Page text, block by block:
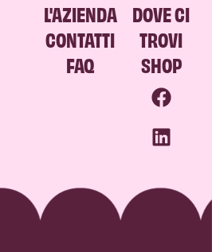
L'AZIENDA
CONTATTI
FAQ
DOVE CI
TROVI
SHOP